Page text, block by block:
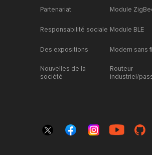
Partenariat
Responsabilité sociale
Des expositions
Nouvelles de la
société
Module
Module BLE
Modem sans fil
Routeur
industriel/